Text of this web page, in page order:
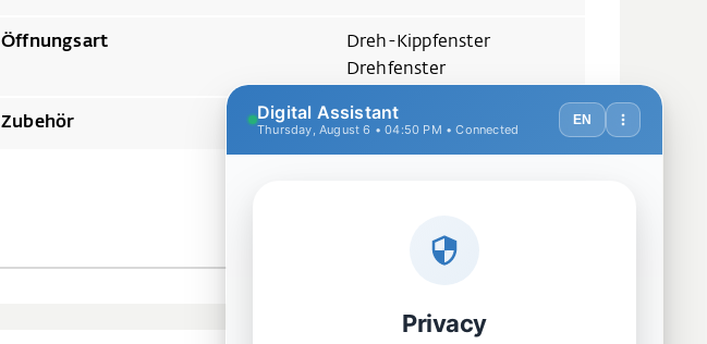
Öffnungsart
Dreh-Kippfenster
Drehfenster
Zubehör Befestigungsmaterial